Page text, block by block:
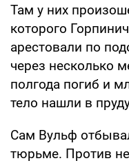
Там у них
которого
арестовали по
через несколько
полгода погиб и
тело нашли в
Сам Вульф
тюрьме. Против